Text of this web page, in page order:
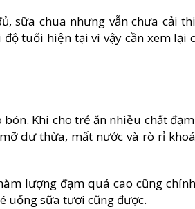
sữa chua nhưng vẫn chưa cải
tuổi hiện tại vì vậy cần xem lại
Khi cho trẻ ăn nhiều chất
dư thừa, mất nước và rò rỉ
lượng đạm quá cao cũng
uống sữa tươi cũng được.